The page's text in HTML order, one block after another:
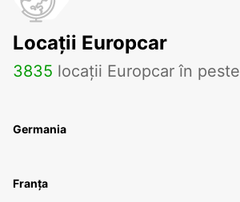
Locații Europcar
3835 locații Europcar în peste
Germania
Franța